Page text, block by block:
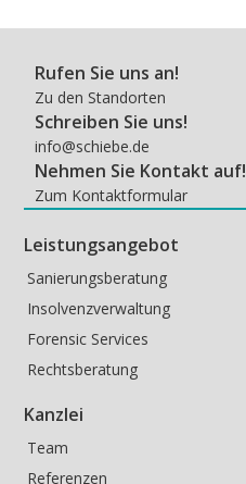
Rufen Sie uns an!
Zu den Standorten
Schreiben Sie uns!
info@schiebe.de
Nehmen Sie Kontakt auf!
Zum Kontaktformular
Leistungsangebot
Sanierungsberatung
Insolvenzverwaltung
Forensic Services
Rechtsberatung
Kanzlei
Team
Referenzen